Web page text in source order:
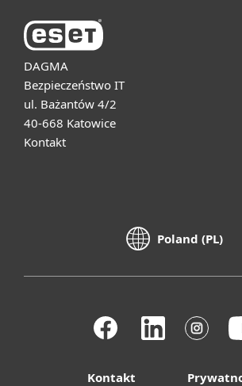
DAGMA
Bezpieczeństwo IT
ul. Bażantów 4/2
40-668 Katowice
Kontakt
Poland (PL)
Kontakt